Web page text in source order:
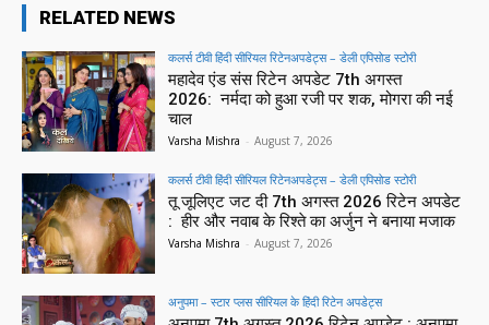
RELATED NEWS
कलर्स टीवी हिंदी सीरियल रिटेनअपडेट्स – डेली एपिसोड स्टोरी
महादेव एंड संस रिटेन अपडेट 7th अगस्त
2026: नर्मदा को हुआ रजी पर शक, मोगरा की नई
चाल
Varsha Mishra - August 7, 2026
कलर्स टीवी हिंदी सीरियल रिटेनअपडेट्स – डेली एपिसोड स्टोरी
तू जूलिएट जट दी 7th अगस्त 2026 रिटेन अपडेट
: हीर और नवाब के रिश्ते का अर्जुन ने बनाया मजाक
Varsha Mishra - August 7, 2026
अनुपमा – स्टार प्लस सीरियल के हिंदी रिटेन अपडेट्स